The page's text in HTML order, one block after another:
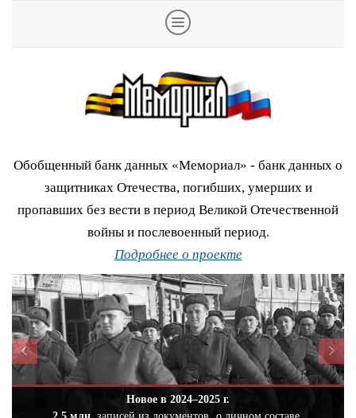
Обобщенный банк данных «Мемориал» - банк данных о
защитниках Отечества, погибших, умерших и
пропавших без вести в период Великой Отечественной
войны и послевоенный период.
Подробнее о проекте
Новое в 2024–2025 г.